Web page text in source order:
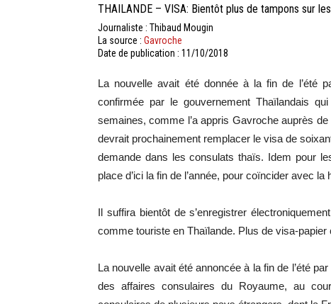
THAILANDE – VISA: Bientôt plus de tampons sur
Journaliste : Thibaud Mougin
La source : Gavroche
Date de publication : 11/10/2018
La nouvelle avait été donnée à la fin de l’été
confirmée par le gouvernement Thaïlandais
semaines, comme l’a appris Gavroche auprès
devrait prochainement remplacer le visa de
demande dans les consulats thaïs. Idem pour
place d’ici la fin de l’année, pour coïncider avec
Il suffira bientôt de s’enregistrer
comme touriste en Thaïlande. Plus de visa-papier
La nouvelle avait été annoncée à la fin de l’été
des affaires consulaires du Royaume, au